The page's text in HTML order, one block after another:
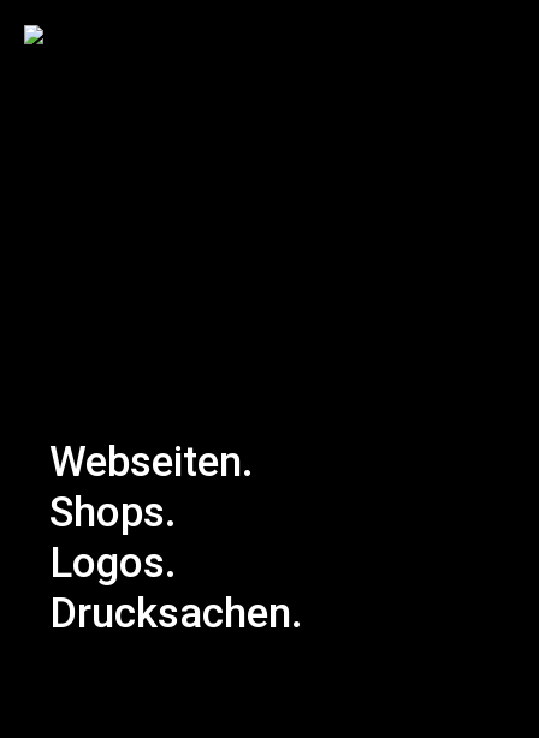
Webseiten.
Shops.
Logos.
Drucksachen.